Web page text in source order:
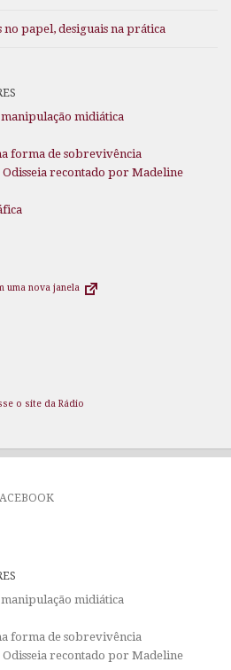
papel, desiguais na prática
manipulação midiática
forma de sobrevivência
recontado por Madeline
uma nova janela
o site da Rádio
manipulação midiática
forma de sobrevivência
recontado por Madeline